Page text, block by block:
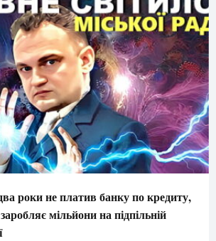
роки не платив банку по кредиту,
мільйони на підпільній